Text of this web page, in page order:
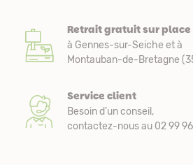
Retrait gratuit sur place
à Gennes-sur-Seiche et à
Montauban-de-Bretagne
Service client
Besoin d’un conseil,
contactez-nous au 02 99 96